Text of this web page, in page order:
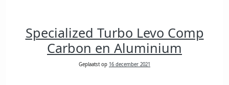
Specialized Turbo Levo Comp
Carbon en Aluminium
Geplaatst op 16 december 2021